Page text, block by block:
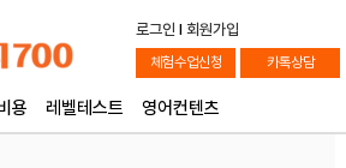
로그인 l 회원가입
체험수업신청 카톡상담
용 레벨테스트 영어컨텐츠